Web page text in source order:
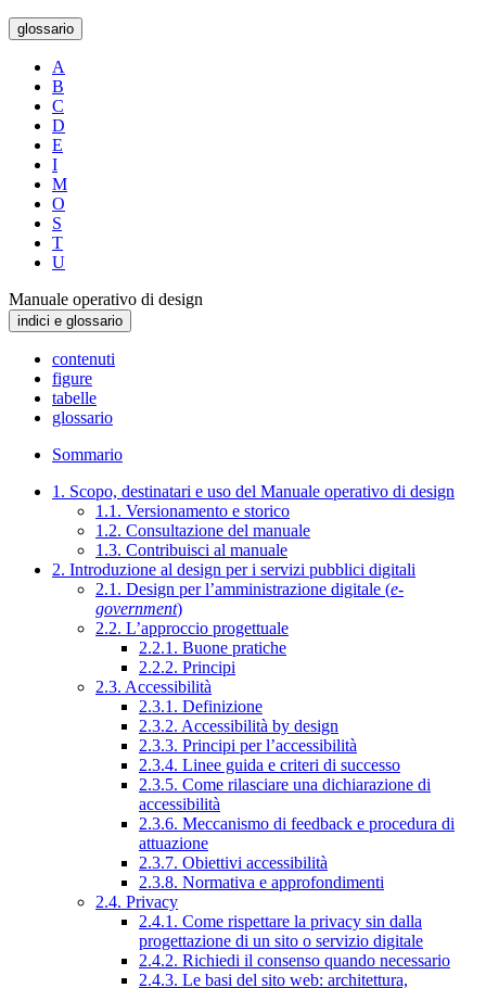
glossario
A
B
C
D
E
I
M
O
S
T
U
Manuale operativo di design
indici e glossario
contenuti
figure
tabelle
glossario
Sommario
1. Scopo, destinatari e uso del Manuale operativo di design
1.1. Versionamento e storico
1.2. Consultazione del manuale
1.3. Contribuisci al manuale
2. Introduzione al design per i servizi pubblici digitali
2.1. Design per l’amministrazione digitale (e-
government)
2.2. L’approccio progettuale
2.2.1. Buone pratiche
2.2.2. Principi
2.3. Accessibilità
2.3.1. Definizione
2.3.2. Accessibilità by design
2.3.3. Principi per l’accessibilità
2.3.4. Linee guida e criteri di successo
2.3.5. Come rilasciare una dichiarazione di
accessibilità
2.3.6. Meccanismo di feedback e procedura di
attuazione
2.3.7. Obiettivi accessibilità
2.3.8. Normativa e approfondimenti
2.4. Privacy
2.4.1. Come rispettare la privacy sin dalla
progettazione di un sito o servizio digitale
2.4.2. Richiedi il consenso quando necessario
2.4.3. Le basi del sito web: architettura,